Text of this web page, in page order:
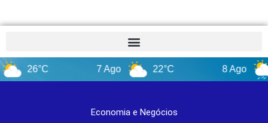
22°C
Economia e Negócios